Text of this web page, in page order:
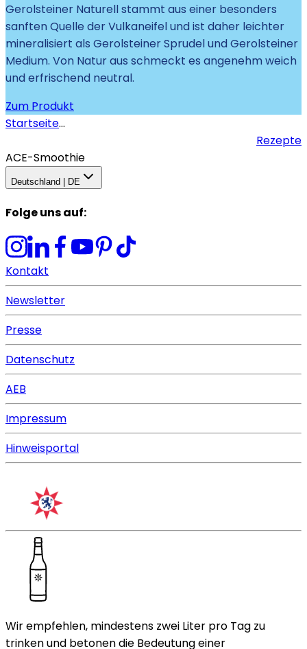
Gerolsteiner Naturell stammt aus einer besonders
sanften Quelle der Vulkaneifel und ist daher leichter
mineralisiert als Gerolsteiner Sprudel und Gerolsteiner
Medium. Von Natur aus schmeckt es angenehm weich
und erfrischend neutral.
Zum Produkt
Startseite...
Rezepte
ACE-Smoothie
Deutschland | DE
Folge uns auf:
Kontakt
Newsletter
Presse
Datenschutz
AEB
Impressum
Hinweisportal
Wir empfehlen, mindestens zwei Liter pro Tag zu
trinken und betonen die Bedeutung einer